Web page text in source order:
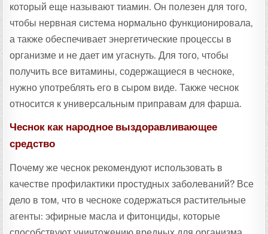
который еще называют тиамин. Он полезен для того,
чтобы нервная система нормально функционировала,
а также обеспечивает энергетические процессы в
организме и не дает им угаснуть. Для того, чтобы
получить все витамины, содержащиеся в чесноке,
нужно употреблять его в сыром виде. Также чеснок
относится к универсальным приправам для фарша.
Чеснок как народное выздоравливающее
средство
Почему же чеснок рекомендуют использовать в
качестве профилактики простудных заболеваний? Все
дело в том, что в чесноке содержаться растительные
агенты: эфирные масла и фитонциды, которые